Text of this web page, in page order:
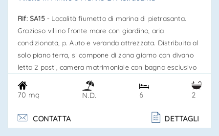
Rif: SA15- Località fiumetto di marina di pietrasanta.
Grazioso villino fronte mare con giardino, aria
condizionata, p. Auto e veranda attrezzata. Distribuita al
solo piano terra, si compone di zona giorno con divano
letto 2 posti, camera matrimoniale con bagno esclusivo
dotato di vasca, disimpegno, bagnetto con doccia e
camera con 2 letti. Molto accogliente e pratica.
aria condizionata, pozzetta, tv , cassaforte e p. Auto.
Classe energ. . .
70 mq N.D. 6 2
CONTATTA DETTAGLI